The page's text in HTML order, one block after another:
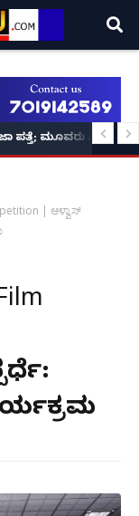
ಪತ್ತೆ; ಮೂವರು
| ಆಳ್ವಾಸ್